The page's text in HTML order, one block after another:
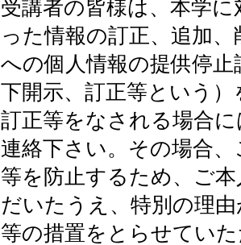
受講者の皆様は、本学
った情報の訂正、追加
への個人情報の提供停
下開示、訂正等という
訂正等をなされる場合
連絡下さい。その場合
等を防止するため、ご
だいたうえ、特別の理
等の措置をとらせてい